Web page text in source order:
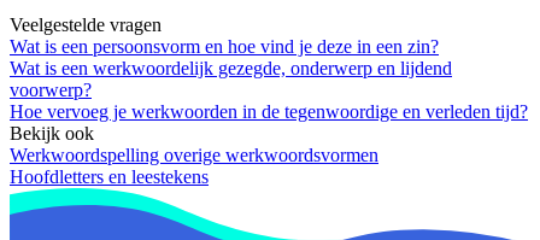
Veelgestelde vragen
Wat is een persoonsvorm en hoe vind je deze in een zin?
Wat is een werkwoordelijk gezegde, onderwerp en lijdend
voorwerp?
Hoe vervoeg je werkwoorden in de tegenwoordige en verleden tijd?
Bekijk ook
Werkwoordspelling overige werkwoordsvormen
Hoofdletters en leestekens